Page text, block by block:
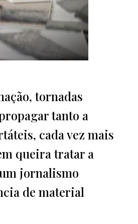
tornadas
tanto a
cada vez mais
queira tratar a
jornalismo
de material